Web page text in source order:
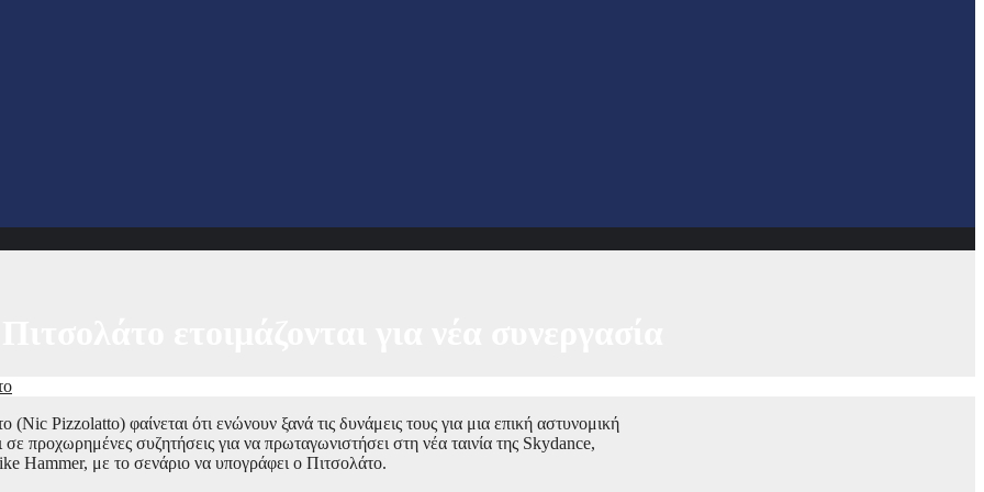
Pizzolatto) φαίνεται ότι ενώνουν ξανά τις δυνάμεις τους για μια επική αστυνομική
προχωρημένες συζητήσεις για να πρωταγωνιστήσει στη νέα ταινία της Skydance,
Hammer, με το σενάριο να υπογράφει ο Πιτσολάτο.